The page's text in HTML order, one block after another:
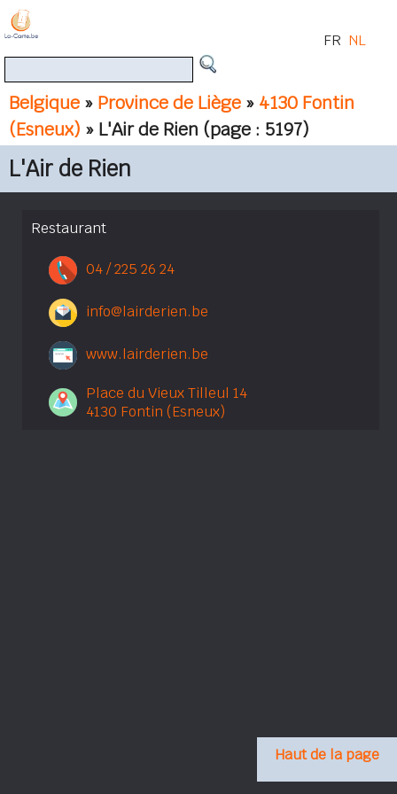
Belgique » Province de Liège » 4130 Fontin
(Esneux) » L'Air de Rien (page : 5197)
FR NL
L'Air de Rien
Restaurant
04 / 225 26 24
info@lairderien.be
www.lairderien.be
Place du Vieux Tilleul 14
4130 Fontin (Esneux)
Haut de la page